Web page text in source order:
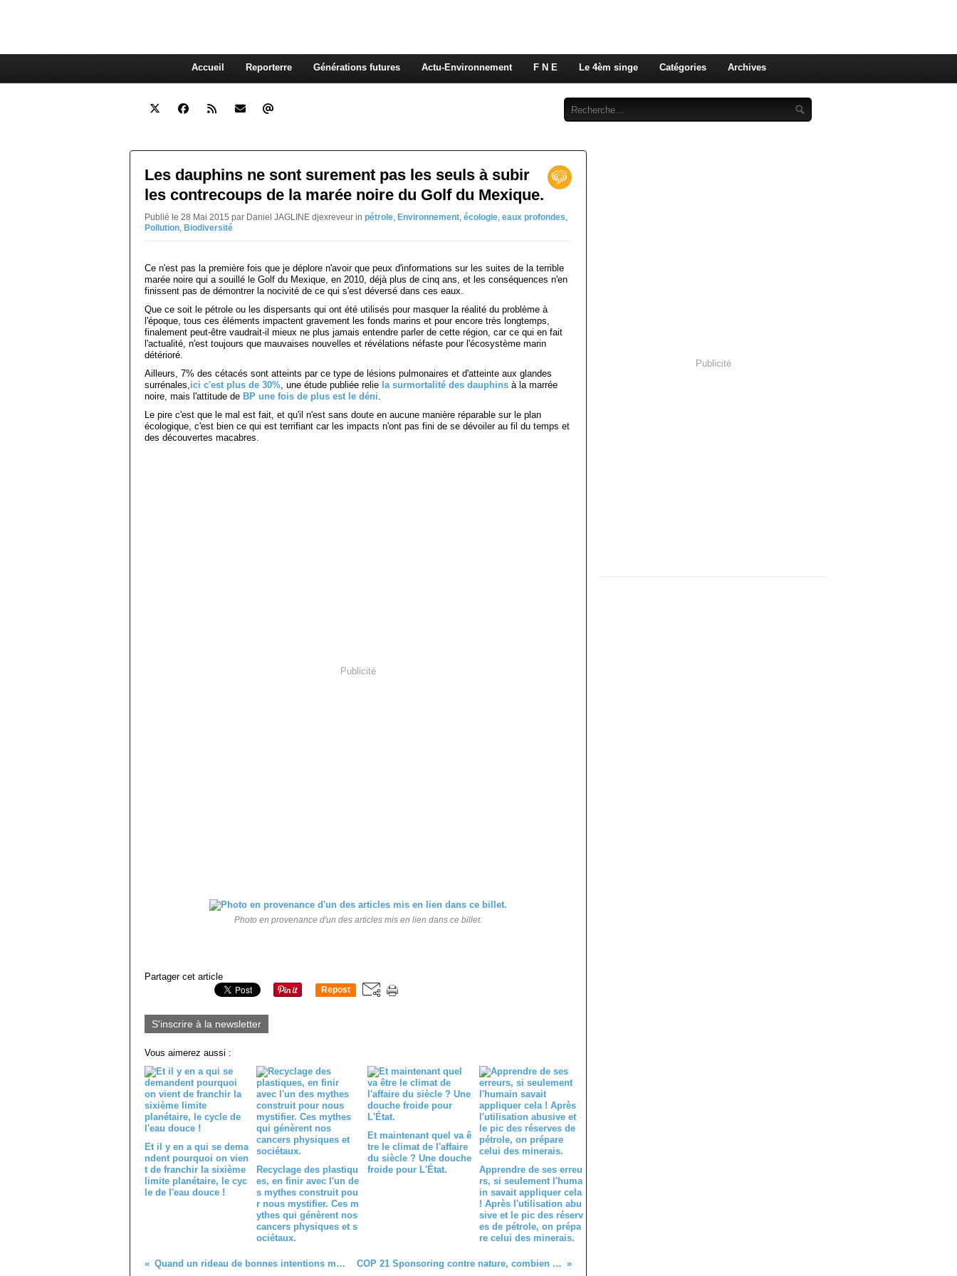
Accueil Reporterre Générations futures Actu-Environnement F N E Le 4èm singe Catégories Archives
Les dauphins ne sont surement pas les seuls à subir
les contrecoups de la marée noire du Golf du Mexique.
Publié le 28 Mai 2015 par Daniel JAGLINE djexreveur in pétrole, Environnement, écologie, eaux profondes,
Pollution, Biodiversité
Ce n'est pas la première fois que je déplore n'avoir que peux d'informations sur les suites de la terrible
marée noire qui a souillé le Golf du Mexique, en 2010, déjà plus de cinq ans, et les conséquences n'en
finissent pas de démontrer la nocivité de ce qui s'est déversé dans ces eaux.
Que ce soit le pétrole ou les dispersants qui ont été utilisés pour masquer la réalité du problème à
l'époque, tous ces éléments impactent gravement les fonds marins et pour encore très longtemps,
finalement peut-être vaudrait-il mieux ne plus jamais entendre parler de cette région, car ce qui en fait
l'actualité, n'est toujours que mauvaises nouvelles et révélations néfaste pour l'écosystème marin
détérioré.
Ailleurs, 7% des cétacés sont atteints par ce type de lésions pulmonaires et d'atteinte aux glandes
surrénales,ici c'est plus de 30%, une étude publiée relie la surmortalité des dauphins à la marrée
noire, mais l'attitude de BP une fois de plus est le déni.
Le pire c'est que le mal est fait, et qu'il n'est sans doute en aucune manière réparable sur le plan
écologique, c'est bien ce qui est terrifiant car les impacts n'ont pas fini de se dévoiler au fil du temps et
des découvertes macabres.
Publicité
Photo en provenance d'un des articles mis en lien dans ce billet.
Partager cet article
Repost
S'inscrire à la newsletter
Vous aimerez aussi :
Et il y en a qui se dema
ndent pourquoi on vien
t de franchir la sixième
limite planétaire, le cyc
le de l'eau douce !
Recyclage des plastiqu
es, en finir avec l'un de
s mythes construit pou
r nous mystifier. Ces m
ythes qui génèrent nos
cancers physiques et s
ociétaux.
Et maintenant quel va ê
tre le climat de l'affaire
du siècle ? Une douche
froide pour L'État.
Apprendre de ses erreu
rs, si seulement l'huma
in savait appliquer cela
! Après l'utilisation abu
sive et le pic des réserv
es de pétrole, on prépa
re celui des minerais.
Quand un rideau de bonnes intentions masque des pratiques trompeuses, la gestion des déchets. COP 21 Sponsoring contre nature, combien seront-ils à verdir leur image en trompant sur leur noirceur.
Publicité